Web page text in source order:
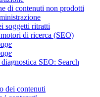
di contenuti non prodotti
soggetti ritratti
di ricerca (SEO)
SEO: Search
dei contenuti